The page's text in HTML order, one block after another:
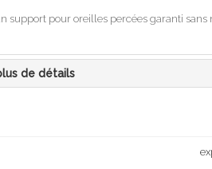
support pour oreilles percées garanti sans
de détails